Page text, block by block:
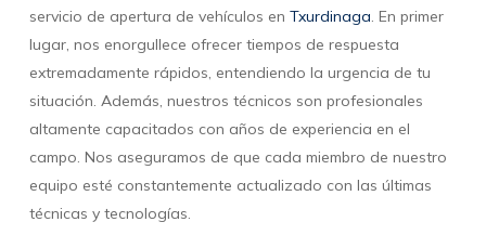
servicio de apertura de vehículos en Txurdinaga. En primer
lugar, nos enorgullece ofrecer tiempos de respuesta
extremadamente rápidos, entendiendo la urgencia de tu
situación. Además, nuestros técnicos son profesionales
altamente capacitados con años de experiencia en el
campo. Nos aseguramos de que cada miembro de nuestro
equipo esté constantemente actualizado con las últimas
técnicas y tecnologías.